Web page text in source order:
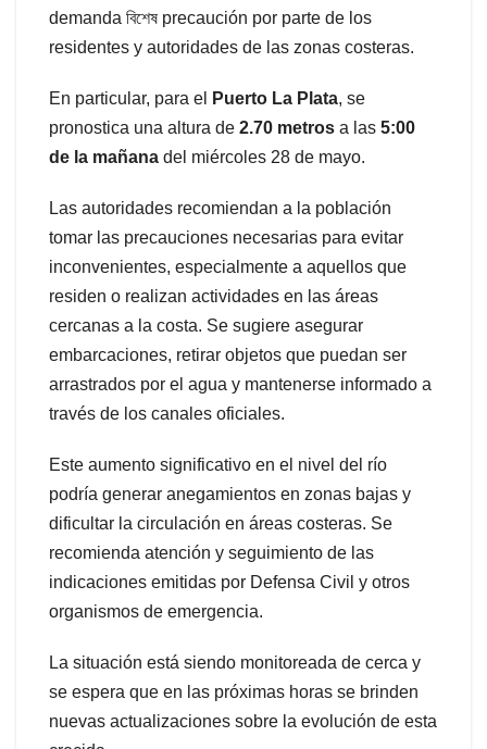
demanda বিশেষ precaución por parte de los
residentes y autoridades de las zonas costeras.
En particular, para el Puerto La Plata, se
pronostica una altura de 2.70 metros a las 5:00
de la mañana del miércoles 28 de mayo.
Las autoridades recomiendan a la población
tomar las precauciones necesarias para evitar
inconvenientes, especialmente a aquellos que
residen o realizan actividades en las áreas
cercanas a la costa. Se sugiere asegurar
embarcaciones, retirar objetos que puedan ser
arrastrados por el agua y mantenerse informado a
través de los canales oficiales.
Este aumento significativo en el nivel del río
podría generar anegamientos en zonas bajas y
dificultar la circulación en áreas costeras. Se
recomienda atención y seguimiento de las
indicaciones emitidas por Defensa Civil y otros
organismos de emergencia.
La situación está siendo monitoreada de cerca y
se espera que en las próximas horas se brinden
nuevas actualizaciones sobre la evolución de esta